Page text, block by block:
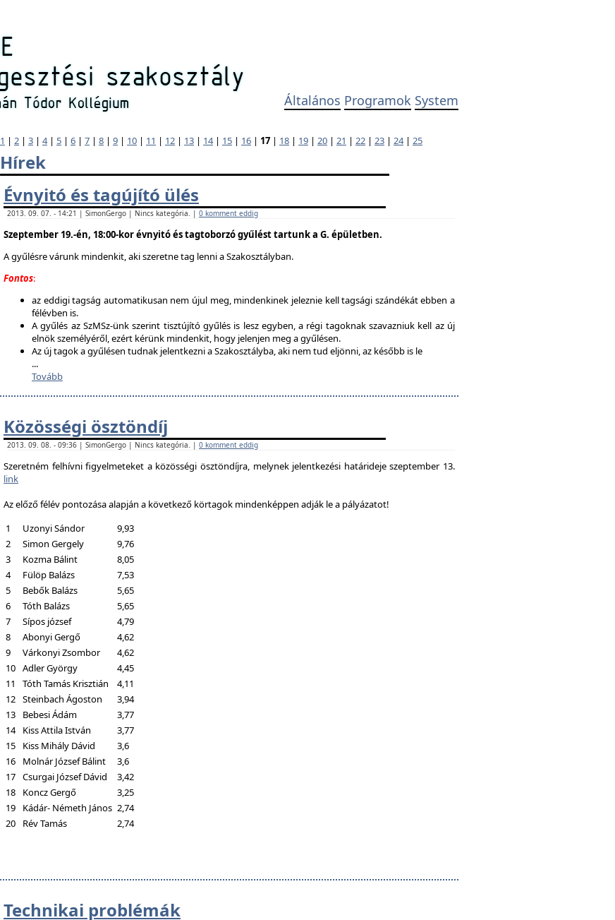
Általános Programok System
1 | 2 | 3 | 4| 5 | 6 | 7 | 8 | 9 | 10 | 11 | 12 | 13 | 14| 15 | 16 | 17 | 18 | 19 | 20 | 21 | 22 | 23 | 24| 25
Hírek
Évnyitó és tagújító ülés
2013. 09. 07. - 14:21 | SimonGergo | Nincs kategória. | 0 komment eddig
Szeptember 19.-én, 18:00-kor évnyitó és tagtoborzó gyűlést tartunk a G. épületben.
A gyűlésre várunk mindenkit, aki szeretne tag lenni a Szakosztályban.
Fontos:
az eddigi tagság automatikusan nem újul meg, mindenkinek jeleznie kell tagsági szándékát ebben a
félévben is.
A gyűlés az SzMSz-ünk szerint tisztújító gyűlés is lesz egyben, a régi tagoknak szavazniuk kell az új
elnök személyéről, ezért kérünk mindenkit, hogy jelenjen meg a gyűlésen.
Az új tagok a gyűlésen tudnak jelentkezni a Szakosztályba, aki nem tud eljönni, az később is le
...
Tovább
Közösségi ösztöndíj
2013. 09. 08. - 09:36 | SimonGergo | Nincs kategória. | 0 komment eddig
Szeretném felhívni figyelmeteket a közösségi ösztöndíjra, melynek jelentkezési határideje szeptember 13.
link
Az előző félév pontozása alapján a következő körtagok mindenképpen adják le a pályázatot!
1
Uzonyi Sándor
9,93
2
Simon Gergely
9,76
3
Kozma Bálint
8,05
4
Fülöp Balázs
7,53
5
Bebők Balázs
5,65
6
Tóth Balázs
5,65
7
Sípos józsef
4,79
8
Abonyi Gergő
4,62
9
Várkonyi Zsombor
4,62
10 Adler György
4,45
11
Tóth Tamás Krisztián
4,11
12 Steinbach Ágoston
3,94
13
Bebesi Ádám
3,77
14 Kiss Attila István
3,77
15
Kiss Mihály Dávid
3,6
16
Molnár József Bálint
3,6
17 Csurgai József Dávid
3,42
18
Koncz Gergő
3,25
19
Kádár- Németh János 2,74
20
Rév Tamás 2,74
Technikai problémák